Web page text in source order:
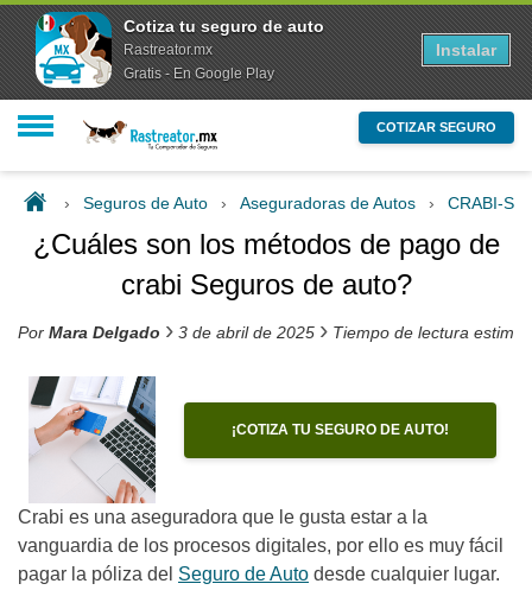
COTIZAR SEGURO
› Seguros de Auto › Aseguradoras de Autos › CRABI-
¿Cuáles son los métodos de pago de
crabi Seguros de auto?
Por Mara Delgado › 3 de abril de 2025 › Tiempo de lectura
¡COTIZA TU SEGURO DE AUTO!
Crabi es una aseguradora que le gusta estar a la
vanguardia de los procesos digitales, por ello es muy fácil
pagar la póliza del Seguro de Auto desde cualquier lugar.
Cotiza tu seguro de auto
Rastreator.mx
Gratis - En Google Play
Instalar